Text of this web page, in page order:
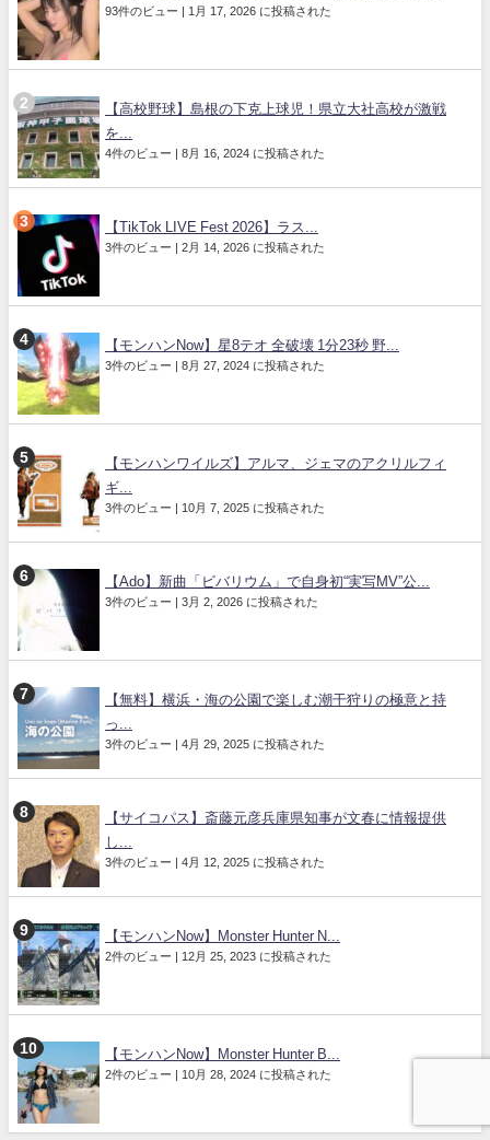
93件のビュー | 1月 17, 2026 に投稿された
【高校野球】島根の下克上球児！県立大社高校が激戦
を...
4件のビュー | 8月 16, 2024 に投稿された
【TikTok LIVE Fest 2026】ラス...
3件のビュー | 2月 14, 2026 に投稿された
【モンハンNow】星8テオ 全破壊 1分23秒 野...
3件のビュー | 8月 27, 2024 に投稿された
【モンハンワイルズ】アルマ、ジェマのアクリルフィ
ギ...
3件のビュー | 10月 7, 2025 に投稿された
【Ado】新曲「ビバリウム」で自身初“実写MV”公...
3件のビュー | 3月 2, 2026 に投稿された
【無料】横浜・海の公園で楽しむ潮干狩りの極意と持
っ...
3件のビュー | 4月 29, 2025 に投稿された
【サイコパス】斎藤元彦兵庫県知事が文春に情報提供
し...
3件のビュー | 4月 12, 2025 に投稿された
【モンハンNow】Monster Hunter N...
2件のビュー | 12月 25, 2023 に投稿された
【モンハンNow】Monster Hunter B...
2件のビュー | 10月 28, 2024 に投稿された